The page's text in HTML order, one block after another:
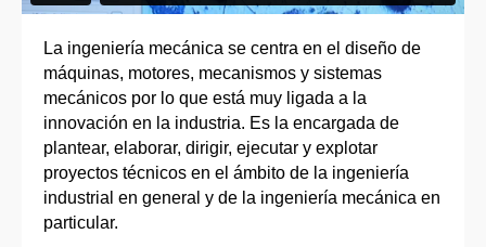
La ingeniería mecánica se centra en el diseño de
máquinas, motores, mecanismos y sistemas
mecánicos por lo que está muy ligada a la
innovación en la industria. Es la encargada de
plantear, elaborar, dirigir, ejecutar y explotar
proyectos técnicos en el ámbito de la ingeniería
industrial en general y de la ingeniería mecánica en
particular.